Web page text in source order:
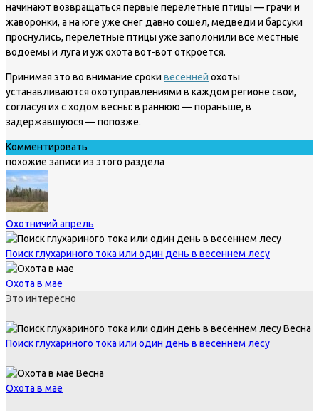
начинают возвращаться первые перелетные птицы — грачи и
жаворонки, а на юге уже снег давно сошел, медведи и барсуки
проснулись, перелетные птицы уже заполонили все местные
водоемы и луга и уж охота вот-вот откроется.
Принимая это во внимание сроки весенней охоты
устанавливаются охотуправлениями в каждом регионе свои,
согласуя их с ходом весны: в раннюю — пораньше, в
задержавшуюся — попозже.
Комментировать
похожие записи из этого раздела
Охотничий апрель
Поиск глухариного тока или один день в весеннем лесу
Охота в мае
Это интересно
Весна
Поиск глухариного тока или один день в весеннем лесу
Весна
Охота в мае